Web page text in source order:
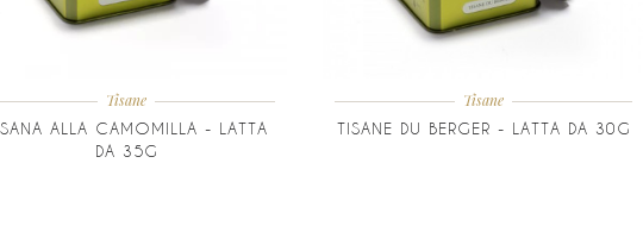
Tisane
ALLA CAMOMILLA - LATTA
DA 35G
Tisane
TISANE DU BERGER - LATTA DA 30G